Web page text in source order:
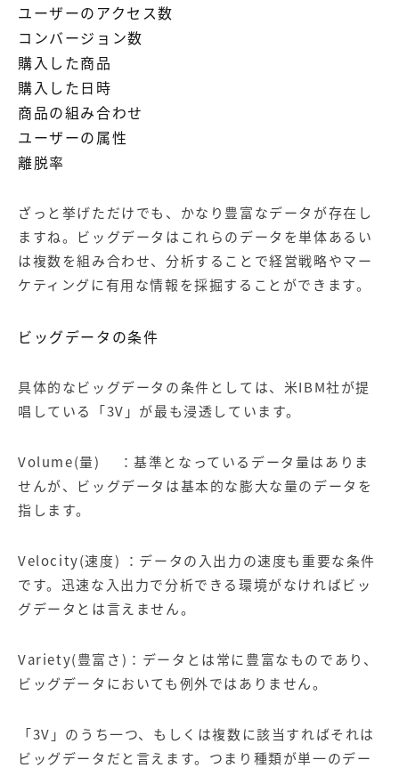
ユーザーのアクセス数
コンバージョン数
購入した商品
購入した日時
商品の組み合わせ
ユーザーの属性
離脱率
ざっと挙げただけでも、かなり豊富なデータが存在し
ますね。ビッグデータはこれらのデータを単体あるい
は複数を組み合わせ、分析することで経営戦略やマー
ケティングに有用な情報を採掘することができます。
ビッグデータの条件
具体的なビッグデータの条件としては、米IBM社が提
唱している「3V」が最も浸透しています。
Volume(量) ：基準となっているデータ量はありま
せんが、ビッグデータは基本的な膨大な量のデータを
指します。
Velocity(速度) ：データの入出力の速度も重要な条件
です。迅速な入出力で分析できる環境がなければビッ
グデータとは言えません。
Variety(豊富さ)：データとは常に豊富なものであり、
ビッグデータにおいても例外ではありません。
「3V」のうち一つ、もしくは複数に該当すればそれは
ビッグデータだと言えます。つまり種類が単一のデー